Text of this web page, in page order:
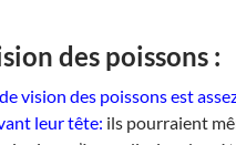
des poissons :
vision des poissons est
leur tête: ils pourraient